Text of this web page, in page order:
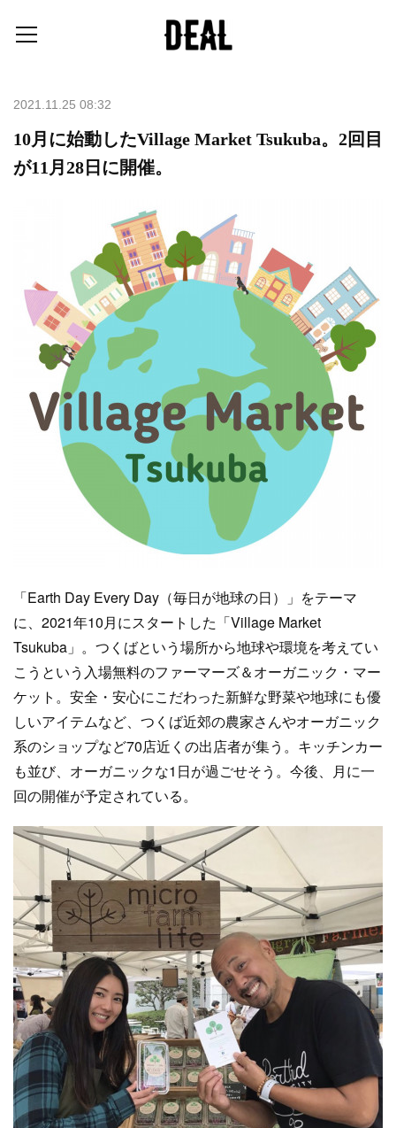
2021.11.25 08:32
10月に始動したVillage Market Tsukuba。2回目
が11月28日に開催。
「Earth Day Every Day（毎日が地球の日）」をテーマ
に、2021年10月にスタートした「Village Market
Tsukuba」。つくばという場所から地球や環境を考えてい
こうという入場無料のファーマーズ＆オーガニック・マー
ケット。安全・安心にこだわった新鮮な野菜や地球にも優
しいアイテムなど、つくば近郊の農家さんやオーガニック
系のショップなど70店近くの出店者が集う。キッチンカー
も並び、オーガニックな1日が過ごせそう。今後、月に一
回の開催が予定されている。